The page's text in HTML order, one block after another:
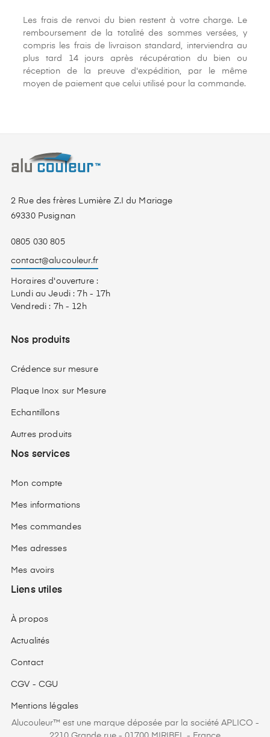
Les frais de renvoi du bien restent à votre charge. Le
remboursement de la totalité des sommes versées, y
compris les frais de livraison standard, interviendra au
plus tard 14 jours après récupération du bien ou
réception de la preuve d'expédition, par le même
moyen de paiement que celui utilisé pour la commande.
2 Rue des frères Lumière Z.I du Mariage
69330 Pusignan
0805 030 805
contact@alucouleur.fr
Horaires d'ouverture :
Lundi au Jeudi : 7h - 17h
Vendredi : 7h - 12h
Nos produits
Crédence sur mesure
Plaque Inox sur Mesure
Echantillons
Autres produits
Nos services
Mon compte
Mes informations
Mes commandes
Mes adresses
Mes avoirs
Liens utiles
À propos
Actualités
Contact
CGV - CGU
Mentions légales
Alucouleur™ est une marque déposée par la société APLICO -